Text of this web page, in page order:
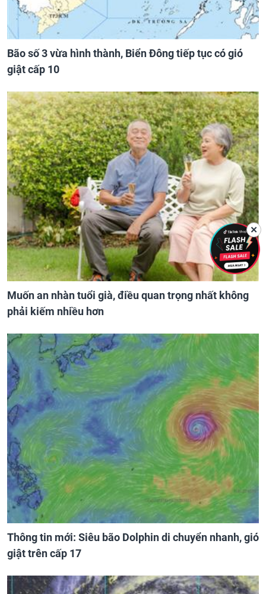
Bão số 3 vừa hình thành, Biển Đông tiếp tục có gió
giật cấp 10
Muốn an nhàn tuổi già, điều quan trọng nhất không
phải kiếm nhiều hơn
Thông tin mới: Siêu bão Dolphin di chuyển nhanh, gió
giật trên cấp 17
✕